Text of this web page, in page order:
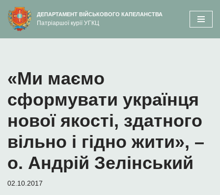
вмісту
Перейти
до
ДЕПАРТАМЕНТ ВІЙСЬКОВОГО КАПЕЛАНСТВА
Патріаршої курії УГКЦ
«Ми маємо
сформувати українця
нової якості, здатного
вільно і гідно жити», –
о. Андрій Зелінський
02.10.2017